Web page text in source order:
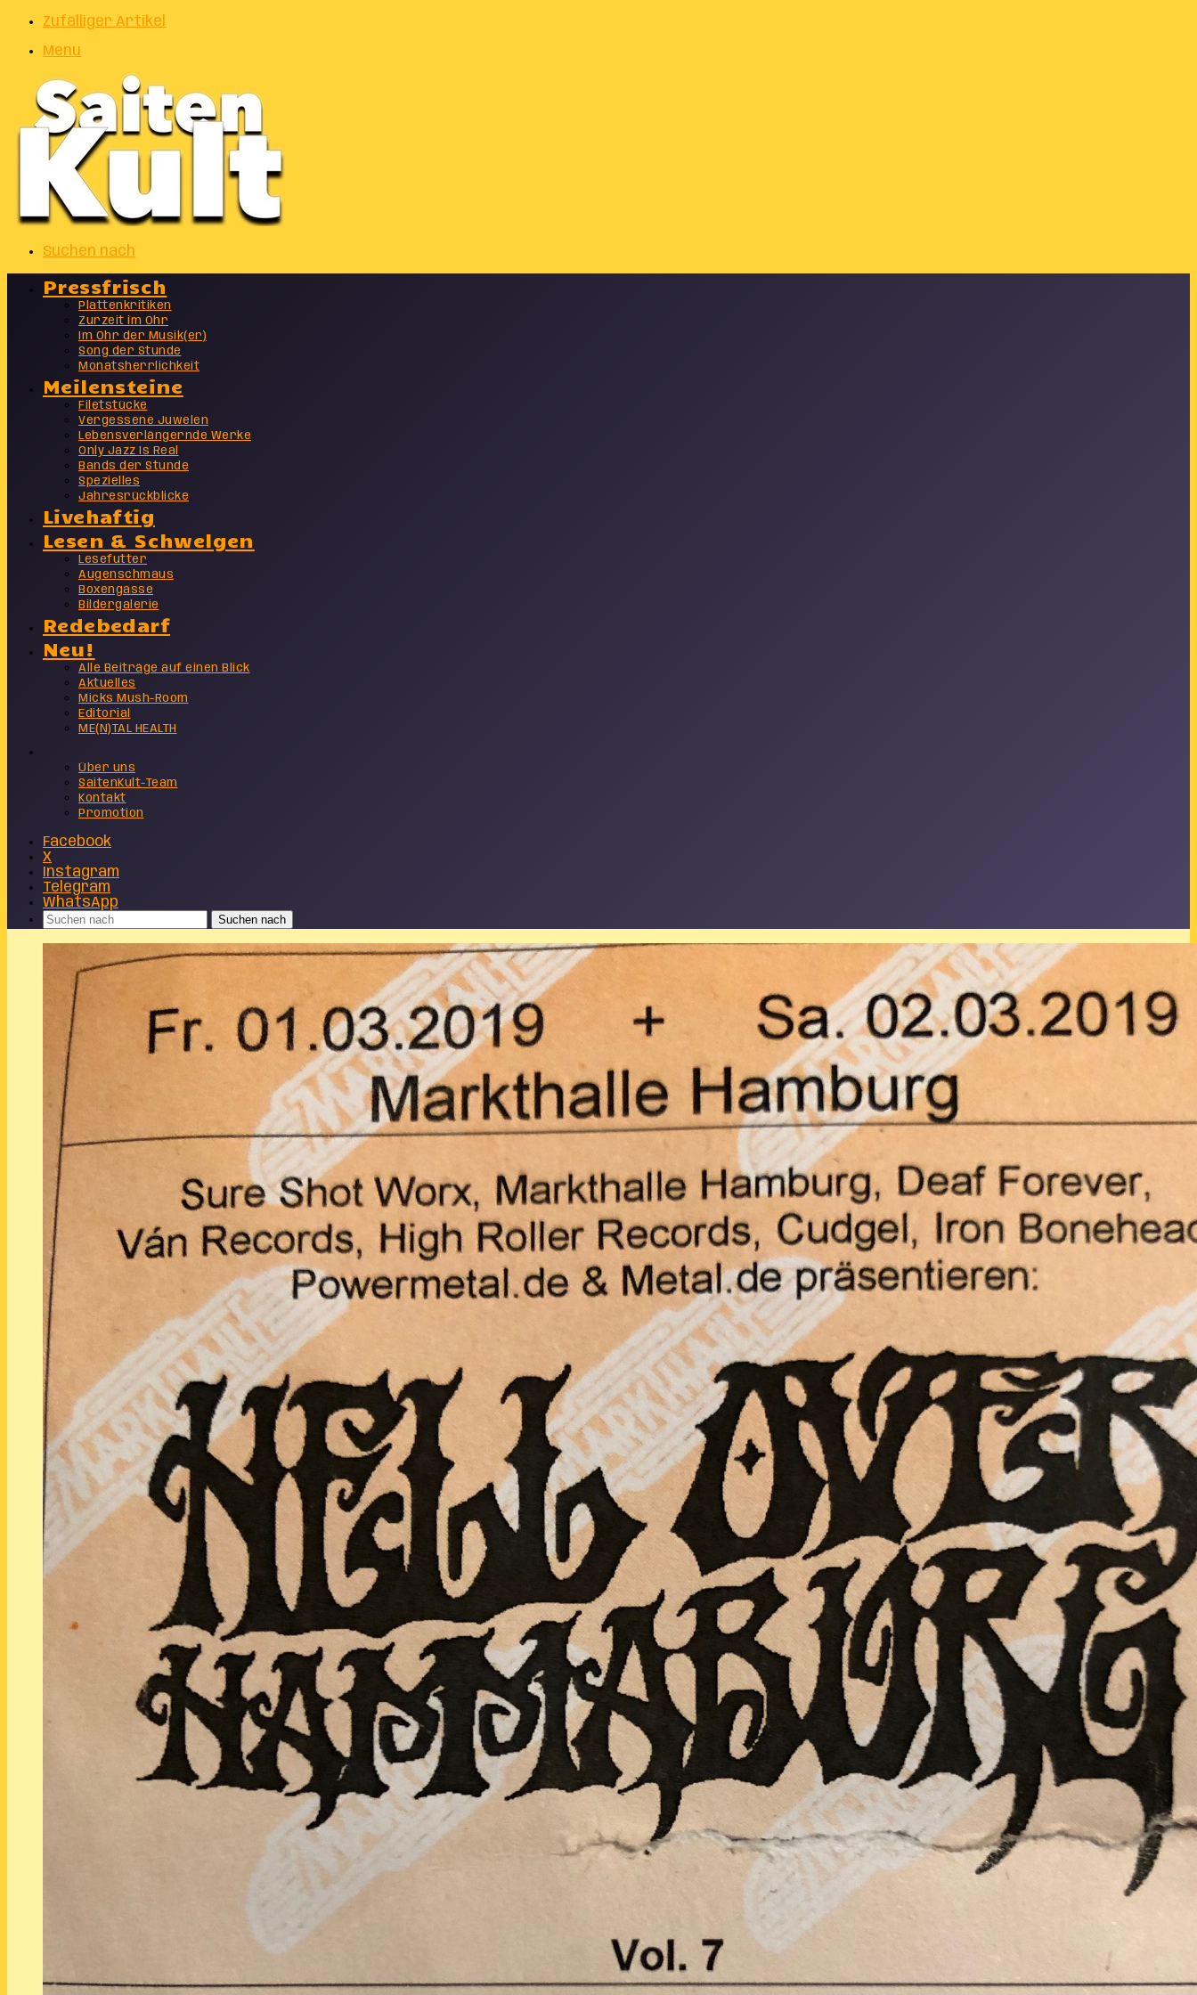
Zufälliger Artikel
Menu
Suchen nach
Pressfrisch
Plattenkritiken
Zurzeit im Ohr
Im Ohr der Musik(er)
Song der Stunde
Monatsherrlichkeit
Meilensteine
Filetstücke
Vergessene Juwelen
Lebensverlängernde Werke
Only Jazz Is Real
Bands der Stunde
Spezielles
Jahresrückblicke
Livehaftig
Lesen & Schwelgen
Lesefutter
Augenschmaus
Boxengasse
Bildergalerie
Redebedarf
Neu!
Alle Beiträge auf einen Blick
Aktuelles
Micks Mush-Room
Editorial
ME(N)TAL HEALTH
Über uns
SaitenKult-Team
Kontakt
Promotion
Facebook
X
Instagram
Telegram
WhatsApp
Suchen nach